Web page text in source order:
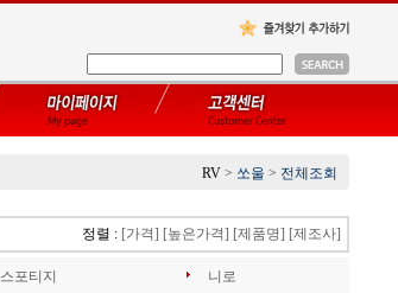
RV > 쏘울 > 전체조회
정렬 : [가격] [높은가격] [제품명] [제조사]
스포티지
니로